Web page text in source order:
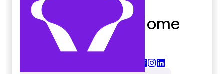
All For Kids Home
Health